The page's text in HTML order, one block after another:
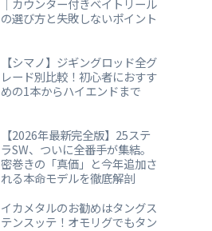
｜カウンター付きベイトリール
の選び方と失敗しないポイント
【シマノ】ジギングロッド全グ
レード別比較！初心者におすす
めの1本からハイエンドまで
【2026年最新完全版】25ステ
ラSW、ついに全番手が集結。
密巻きの「真価」と今年追加さ
れる本命モデルを徹底解剖
イカメタルのお勧めはタングス
テンスッテ！オモリグでもタン